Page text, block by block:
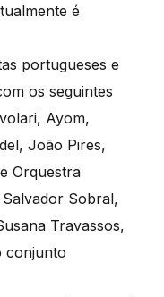
é
portugueses e
os seguintes
Ayom,
João Pires,
Orquestra
Sobral,
Travassos,
conjunto